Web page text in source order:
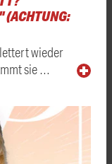
(ACHTUNG:
wieder
sie …